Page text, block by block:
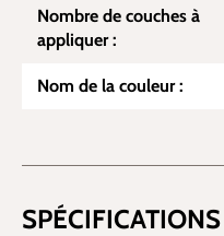
Nombre de couches à
appliquer :
Nom de la couleur :